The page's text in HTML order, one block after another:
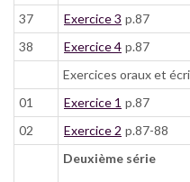
37
Exercice 3 p.87
38
Exercice 4 p.87
Exercices oraux et
01
Exercice 1 p.87
02
Exercice 2 p.87-88
Deuxième série